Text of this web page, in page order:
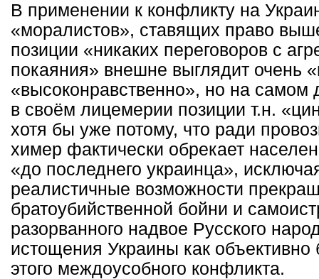
В применении к конфликту на
«моралистов», ставящих право
позиции «никаких переговоров с
покаяния» внешне выглядит очень
«высоконравственно», но на самом
в своём лицемерии позиции т.н.
хотя бы уже потому, что ради
химер фактически обрекает
«до последнего украинца»,
реалистичные возможности
братоубийственной бойни и
разорванного надвое Русского
истощения Украины как
этого междоусобного конфликта.